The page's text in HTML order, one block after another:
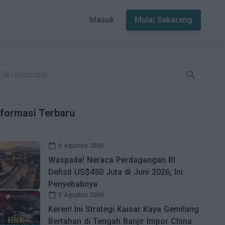
Masuk Mulai Sekarang
search
Terbaru
calendar_today 6 Agustus 2026
Waspada! Neraca Perdagangan RI
Defisit US$450 Juta di Juni 2026, Ini
Penyebabnya
calendar_today 5 Agustus 2026
Keren! Ini Strategi Kaisar Kaya Gemilang
Bertahan di Tengah Banjir Impor China